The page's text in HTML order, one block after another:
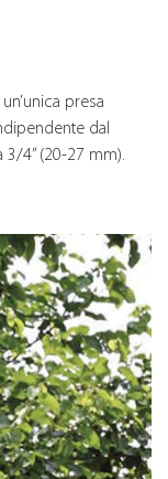
presa
dal
4” (20-27 mm).